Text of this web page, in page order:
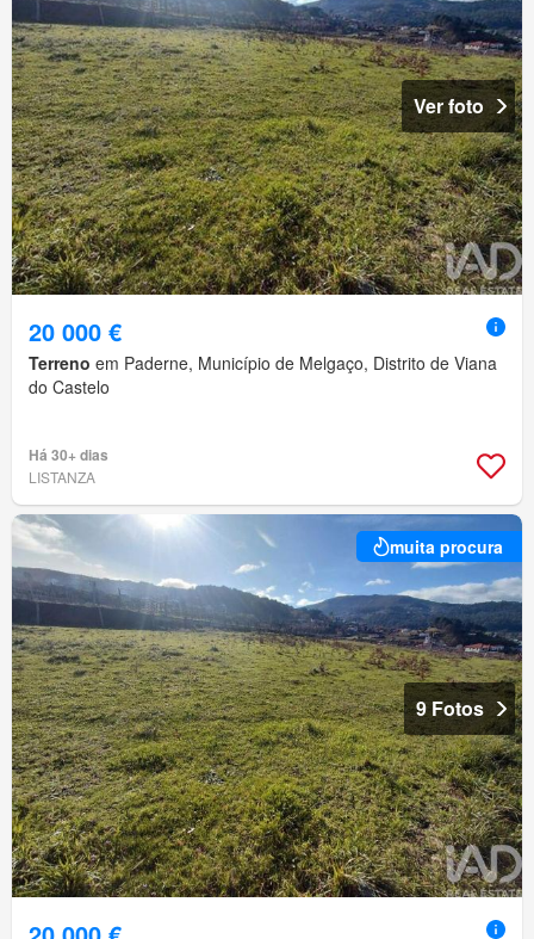
Ver foto
20 000 €
Terreno em Paderne, Município de Melgaço, Distrito de Viana
do Castelo
Há 30+ dias
LISTANZA
muita procura
9 Fotos